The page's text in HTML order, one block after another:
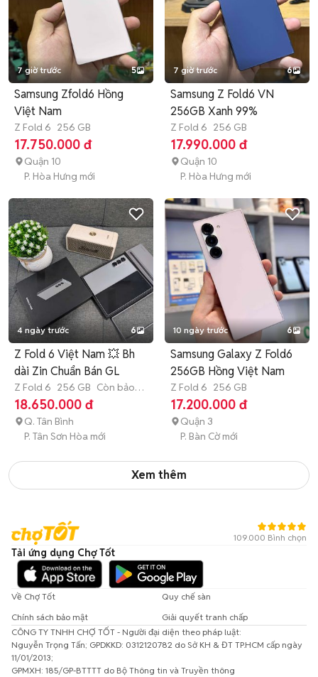
7 giờ trước 5
Samsung Zfold6 Hồng
Việt Nam
Z Fold 6 256 GB
17.750.000 đ
Quận 10
P. Hòa Hưng mới
7 giờ trước 6
Samsung Z Fold6 VN
256GB Xanh 99%
Z Fold 6 256 GB
17.990.000 đ
Quận 10
P. Hòa Hưng mới
4 ngày trước 6
Z Fold 6 Việt Nam 💥 Bh
dài Zin Chuẩn Bán GL
Z Fold 6 256 GB Còn bảo
hành
18.650.000 đ
Q. Tân Bình
P. Tân Sơn Hòa mới
10 ngày trước 6
Samsung Galaxy Z Fold6
256GB Hồng Việt Nam
Z Fold 6 256 GB
17.200.000 đ
Quận 3
P. Bàn Cờ mới
Xem thêm
109.000 Bình chọn
Tải ứng dụng Chợ Tốt
Về Chợ Tốt
Quy chế sàn
Chính sách bảo mật
Giải quyết tranh chấp
CÔNG TY TNHH CHỢ TỐT - Người đại diện theo pháp luật:
Nguyễn Trọng Tấn; GPDKKD: 0312120782 do Sở KH & ĐT TP.HCM cấp ngày
11/01/2013;
GPMXH: 185/GP-BTTTT do Bộ Thông tin và Truyền thông